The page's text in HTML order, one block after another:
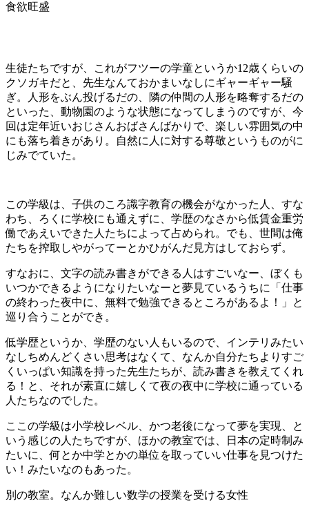
食欲旺盛
生徒たちですが、これがフツーの学童というか12歳くらいの
クソガキだと、先生なんておかまいなしにギャーギャー騒
ぎ。人形をぶん投げるだの、隣の仲間の人形を略奪するだの
といった、動物園のような状態になってしまうのですが、今
回は定年近いおじさんおばさんばかりで、楽しい雰囲気の中
にも落ち着きがあり。自然に人に対する尊敬というものがに
じみでていた。
この学級は、子供のころ識字教育の機会がなかった人、すな
わち、ろくに学校にも通えずに、学歴のなさから低賃金重労
働であえいできた人たちによって占められ。でも、世間は俺
たちを搾取しやがってーとかひがんだ見方はしておらず。
すなおに、文字の読み書きができる人はすごいなー、ぼくも
いつかできるようになりたいなーと夢見ているうちに「仕事
の終わった夜中に、無料で勉強できるところがあるよ！」と
巡り合うことができ。
低学歴というか、学歴のない人もいるので、インテリみたい
なしちめんどくさい思考はなくて、なんか自分たちよりすご
くいっぱい知識を持った先生たちが、読み書きを教えてくれ
る！と、それが素直に嬉しくて夜の夜中に学校に通っている
人たちなのでした。
ここの学級は小学校レベル、かつ老後になって夢を実現、と
いう感じの人たちですが、ほかの教室では、日本の定時制み
たいに、何とか中学とかの単位を取っていい仕事を見つけた
い！みたいなのもあった。
別の教室。なんか難しい数学の授業を受ける女性